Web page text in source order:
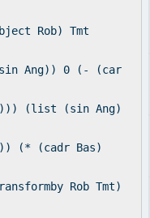
Rob) Tmt
Ang)) 0 (- (car
(list (sin Ang)
(cadr Bas)
Rob Tmt)